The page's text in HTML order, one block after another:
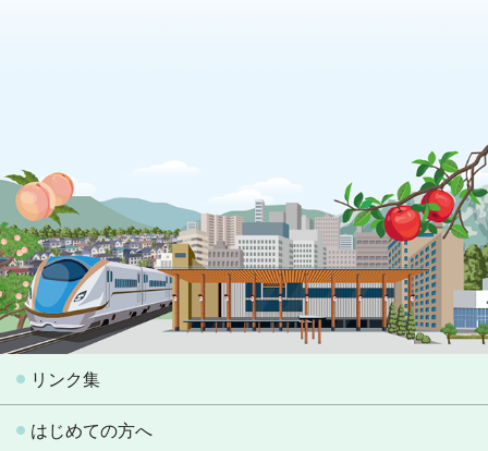
リンク集
はじめての方へ